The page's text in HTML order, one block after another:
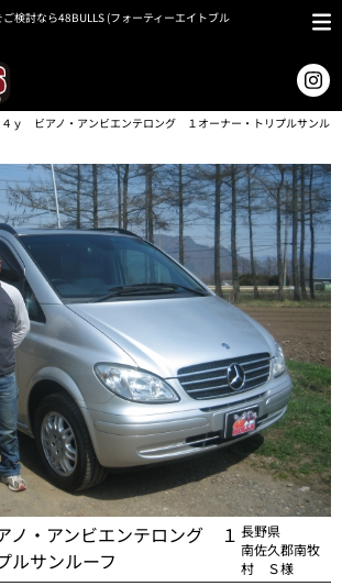
検討なら48BULLS (フォーティーエイトブル
４ｙ ビアノ・アンビエンテロング １オーナー・トリプルサンル
ノ・アンビエンテロング １
ルサンルーフ
長野県
南佐久郡南牧
村 Ｓ様